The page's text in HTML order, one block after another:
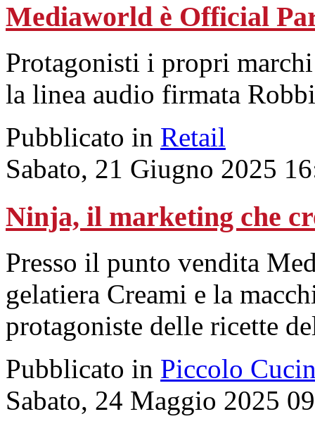
Mediaworld è Official
Protagonisti i propri
la linea audio firmata
Pubblicato in Retail
Sabato, 21 Giugno 2025
Ninja, il marketing che
Presso il punto vendita
gelatiera Creami e la
protagoniste delle ricette
Pubblicato in Piccolo
Sabato, 24 Maggio 2025